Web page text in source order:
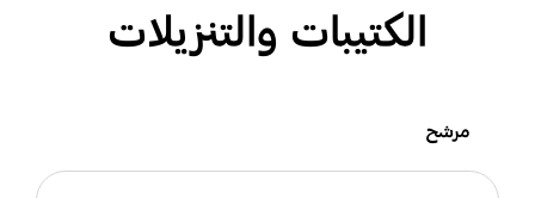
الكتيبات والتنزيلات
مرشح